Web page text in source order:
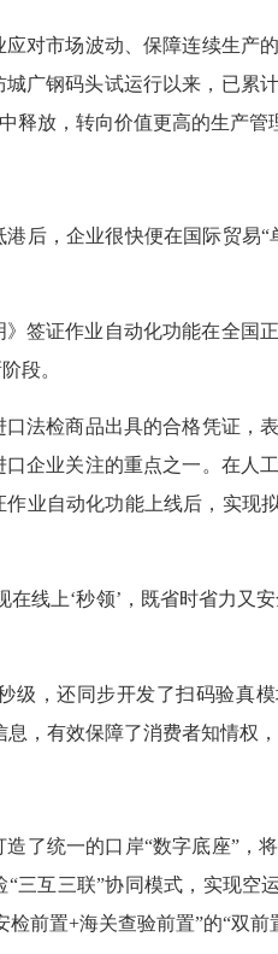
市场波动、保障连续生产
广钢码头试运行以来，已累
释放，转向价值更高的生产管
，企业很快便在国际贸易“
证作业自动化功能在全国
段。
检商品出具的合格凭证，
企业关注的重点之一。在
业自动化功能上线后，实
上‘秒领’，既省时省力又
，还同步开发了扫码验真
，有效保障了消费者知情权
统一的口岸“数字底座”，
三互三联”协同模式，实现空
前置+海关查验前置”的“双